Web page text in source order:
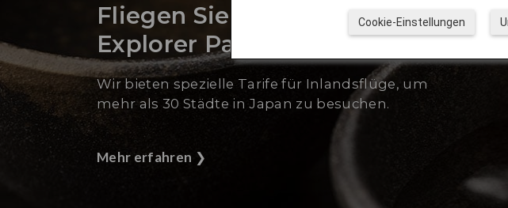
Fliegen Sie mit dem Japan
Explorer Pass von JAL
Wir bieten spezielle Tarife für Inlandsflüge, um
mehr als 30 Städte in Japan zu besuchen.
Mehr erfahren ❯
Cookie-Einstellungen